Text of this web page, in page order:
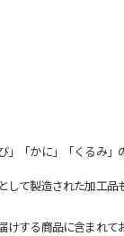
「かに」「くるみ」
て製造された加工
する商品に含まれて